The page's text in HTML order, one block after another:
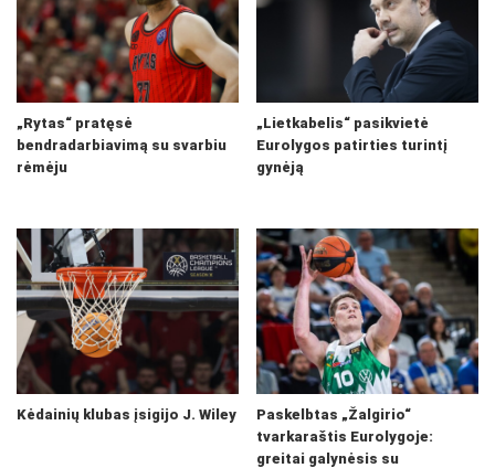
„Rytas“ pratęsė
bendradarbiavimą su svarbiu
rėmėju
„Lietkabelis“ pasikvietė
Eurolygos patirties turintį
gynėją
Kėdainių klubas įsigijo J. Wiley
Paskelbtas „Žalgirio“
tvarkaraštis Eurolygoje:
greitai galynėsis su